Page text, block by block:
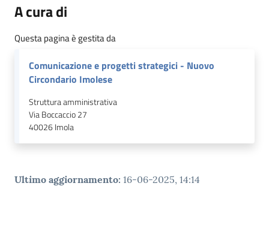
A cura di
Questa pagina è gestita da
Comunicazione e progetti strategici - Nuovo
Circondario Imolese
Struttura amministrativa
Via Boccaccio 27
40026Imola
Ultimo aggiornamento: 16-06-2025, 14:14